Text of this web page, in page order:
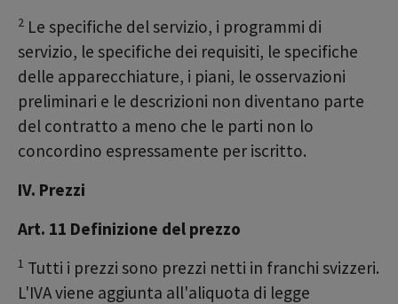
2 Le specifiche del servizio, i programmi di
servizio, le specifiche dei requisiti, le specifiche
delle apparecchiature, i piani, le osservazioni
preliminari e le descrizioni non diventano parte
del contratto a meno che le parti non lo
concordino espressamente per iscritto.
IV. Prezzi
Art. 11 Definizione del prezzo
1 Tutti i prezzi sono prezzi netti in franchi svizzeri.
L'IVA viene aggiunta all'aliquota di legge